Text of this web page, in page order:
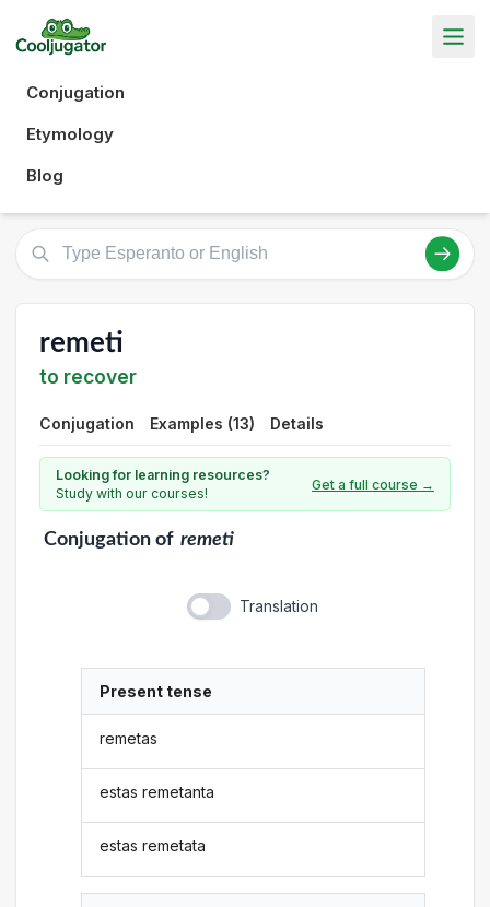
Conjugation
Etymology
Blog
remeti
to recover
Conjugation Examples (13) Details
Looking for learning resources?
Study with our courses!
Get a full course →
Conjugationof remeti
Translation
Present tense
remetas
estas remetanta
estas remetata